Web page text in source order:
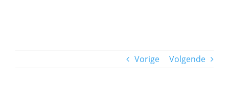
Vorige Volgende